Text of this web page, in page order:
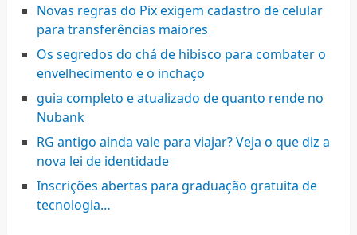
Novas regras do Pix exigem cadastro de celular
para transferências maiores
Os segredos do chá de hibisco para combater o
envelhecimento e o inchaço
guia completo e atualizado de quanto rende no
Nubank
RG antigo ainda vale para viajar? Veja o que diz a
nova lei de identidade
Inscrições abertas para graduação gratuita de
tecnologia…